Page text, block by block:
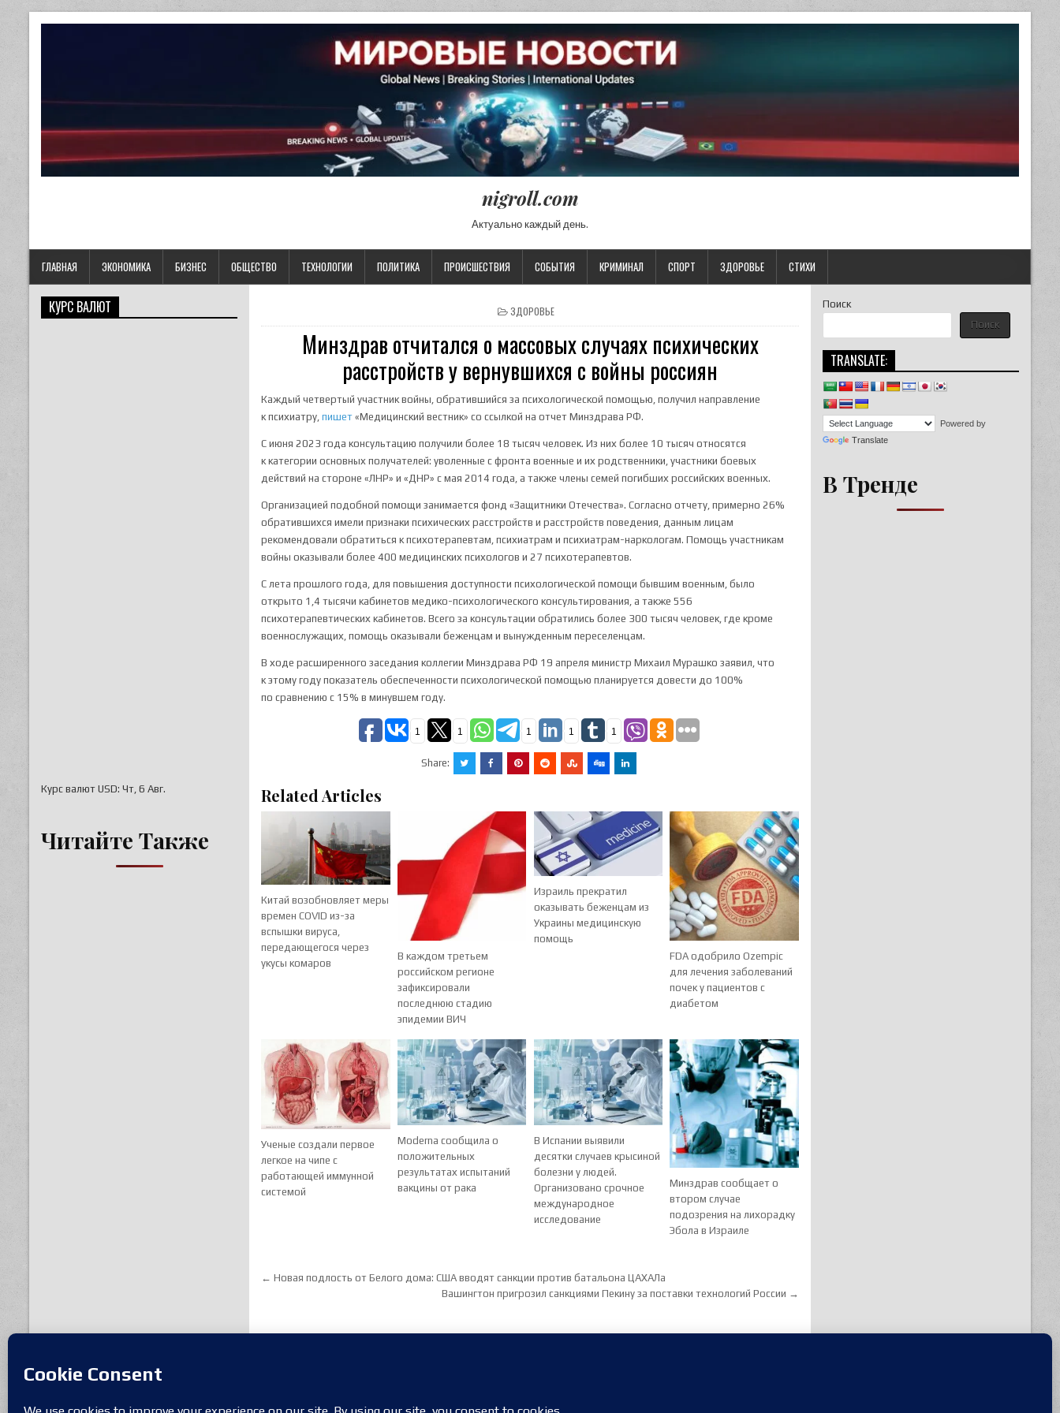
nigroll.com
Актуально каждый день.
ГЛАВНАЯ ЭКОНОМИКА БИЗНЕС ОБЩЕСТВО ТЕХНОЛОГИИ ПОЛИТИКА ПРОИСШЕСТВИЯ СОБЫТИЯ КРИМИНАЛ СПОРТ ЗДОРОВЬЕ СТИХИ
POSTED IN
ЗДОРОВЬЕ
Минздрав отчитался о массовых случаях психических
расстройств у вернувшихся с войны россиян
Каждый четвертый участник войны, обратившийся за психологической помощью, получил направление
к психиатру,пишет «Медицинский вестник» со ссылкой на отчет Минздрава РФ.
С июня 2023 года консультацию получили более 18 тысяч человек. Из них более 10 тысяч относятся
к категории основных получателей: уволенные с фронта военные и их родственники, участники боевых
действий на стороне «ЛНР» и «ДНР» с мая 2014 года, а также члены семей погибших российских военных.
Организацией подобной помощи занимается фонд «Защитники Отечества». Согласно отчету, примерно 26%
обратившихся имели признаки психических расстройств и расстройств поведения, данным лицам
рекомендовали обратиться к психотерапевтам, психиатрам и психиатрам-наркологам. Помощь участникам
войны оказывали более 400 медицинских психологов и 27 психотерапевтов.
С лета прошлого года, для повышения доступности психологической помощи бывшим военным, было
открыто 1,4 тысячи кабинетов медико-психологического консультирования, а также 556
психотерапевтических кабинетов. Всего за консультации обратились более 300 тысяч человек, где кроме
военнослужащих, помощь оказывали беженцам и вынужденным переселенцам.
В ходе расширенного заседания коллегии Минздрава РФ 19 апреля министр Михаил Мурашко заявил, что
к этому году показатель обеспеченности психологической помощью планируется довести до 100%
по сравнению с 15% в минувшем году.
1 1 1 1 1
Share:
Related Articles
Китай возобновляет меры
времен COVID из-за
вспышки вируса,
передающегося через
укусы комаров
В каждом третьем
российском регионе
зафиксировали
последнюю стадию
эпидемии ВИЧ
Израиль прекратил
оказывать беженцам из
Украины медицинскую
помощь
FDA одобрило Ozempic
для лечения заболеваний
почек у пациентов с
диабетом
Ученые создали первое
легкое на чипе с
работающей иммунной
системой
Moderna сообщила о
положительных
результатах испытаний
вакцины от рака
В Испании выявили
десятки случаев крысиной
болезни у людей.
Организовано срочное
международное
исследование
Минздрав сообщает о
втором случае
подозрения на лихорадку
Эбола в Израиле
Навигация по записям
← Новая подлость от Белого дома: США вводят санкции против батальона ЦАХАЛа
Вашингтон пригрозил санкциями Пекину за поставки технологий России →
Поиск
Поиск
TRANSLATE:
Powered by
Translate
В Тренде
КУРС ВАЛЮТ
Курс валют USD: Чт, 6 Авг.
Читайте Также